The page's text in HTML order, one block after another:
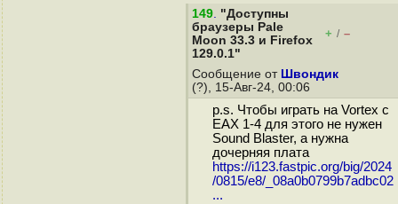
149. "Доступны
браузеры Pale
Moon 33.3 и Firefox
129.0.1"
+ / –
Сообщение от Швондик
(?), 15-Авг-24, 00:06
p.s. Чтобы играть на Vortex с
ЕАХ 1-4 для этого не нужен
Sound Blaster, а нужна
дочерняя плата
https://i123.fastpic.org/big/2024
/0815/e8/_08a0b0799b7adbc02
...